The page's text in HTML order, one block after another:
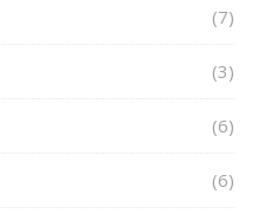
(7)
(3)
(6)
(6)